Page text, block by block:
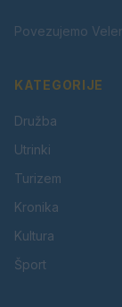
Povezujemo
KATEGORIJE
Družba
Utrinki
Turizem
Kronika
Kultura
Šport